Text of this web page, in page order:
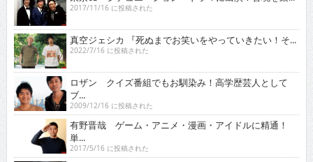
2017/11/16 に投稿された
真空ジェシカ 『死ぬまでお笑いをやっていきたい！そ...
2022/7/16 に投稿された
ロザン クイズ番組でもお馴染み！高学歴芸人として
ブ...
2009/12/16 に投稿された
有野晋哉 ゲーム・アニメ・漫画・アイドルに精通！
単...
2017/5/16 に投稿された